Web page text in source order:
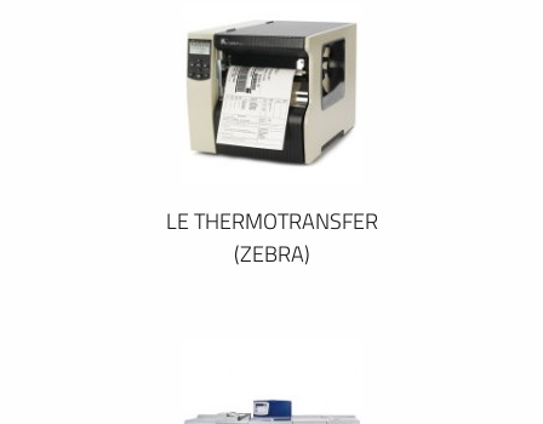
LE THERMOTRANSFER
(ZEBRA)